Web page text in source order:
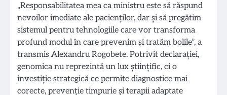
„Responsabilitatea mea ca ministru este să răspund
nevoilor imediate ale pacienților, dar și să pregătim
sistemul pentru tehnologiile care vor transforma
profund modul în care prevenim și tratăm bolile”, a
transmis Alexandru Rogobete. Potrivit declarației,
genomica nu reprezintă un lux științific, ci o
investiție strategică ce permite diagnostice mai
corecte, prevenție timpurie și terapii adaptate